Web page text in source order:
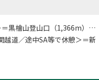
＝黒檜山登山口（1,366m）…
道／途中SA等で休憩＞＝新